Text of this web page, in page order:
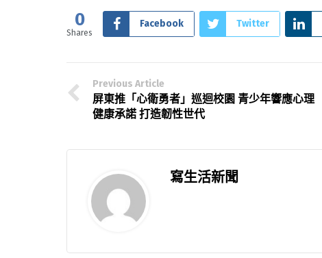
0
Shares
Facebook Twitter
Previous Article
屏東推「心衛勇者」巡迴校園 青少年響應心理
健康承諾 打造韌性世代
寫生活新聞